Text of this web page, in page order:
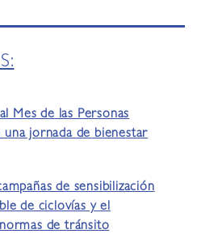
Mes de las Personas
jornada de bienestar
de sensibilización
de ciclovías y el
de tránsito